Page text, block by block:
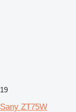
19
Sany ZT75W